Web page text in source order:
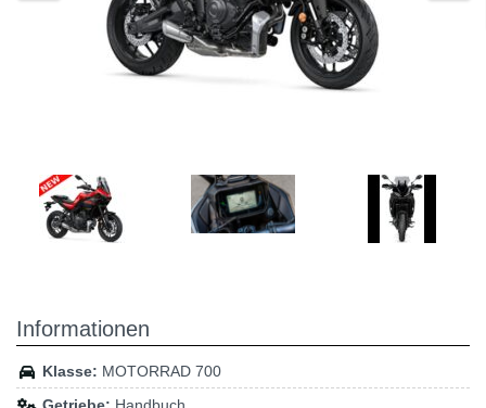
Informationen
Klasse: MOTORRAD 700